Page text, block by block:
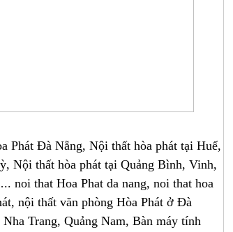
Phát Đà Nẵng, Nội thất hòa phát tại Huế,
Nội thất hòa phát tại Quảng Bình, Vinh,
noi that Hoa Phat da nang, noi that hoa
nội thất văn phòng Hòa Phát ở Đà
Trang, Quảng Nam, Bàn máy tính